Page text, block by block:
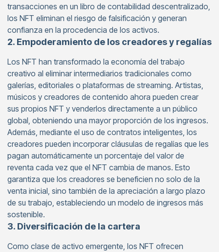
transacciones en un libro de contabilidad descentralizado,
los NFT eliminan el riesgo de falsificación y generan
confianza en la procedencia de los activos.
2. Empoderamiento de los creadores y regalías
Los NFT han transformado la economía del trabajo
creativo al eliminar intermediarios tradicionales como
galerías, editoriales o plataformas de streaming. Artistas,
músicos y creadores de contenido ahora pueden crear
sus propios NFT y venderlos directamente a un público
global, obteniendo una mayor proporción de los ingresos.
Además, mediante el uso de contratos inteligentes, los
creadores pueden incorporar cláusulas de regalías que les
pagan automáticamente un porcentaje del valor de
reventa cada vez que el NFT cambia de manos. Esto
garantiza que los creadores se beneficien no solo de la
venta inicial, sino también de la apreciación a largo plazo
de su trabajo, estableciendo un modelo de ingresos más
sostenible.
3. Diversificación de la cartera
Como clase de activo emergente, los NFT ofrecen